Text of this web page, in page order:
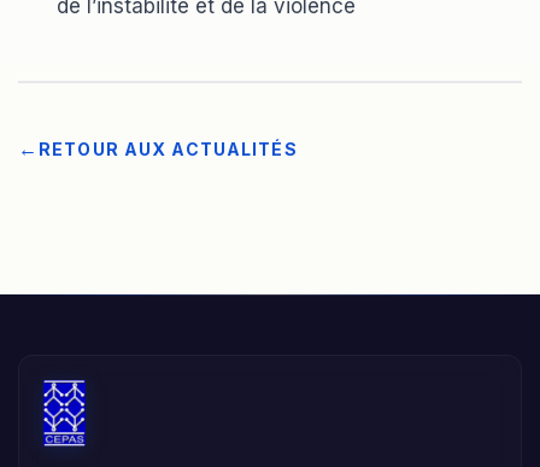
de l’instabilité et de la violence
RETOUR AUX ACTUALITÉS